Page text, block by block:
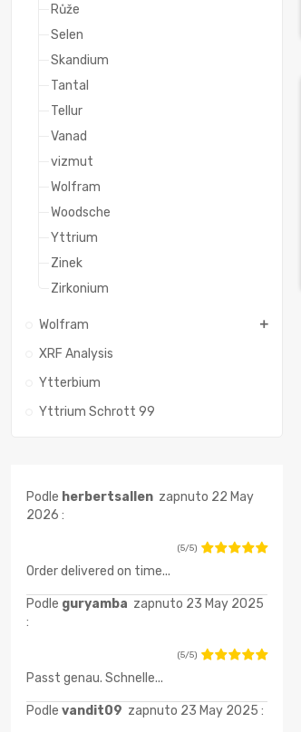
Růže
Selen
Skandium
Tantal
Tellur
Vanad
vizmut
Wolfram
Woodsche
Yttrium
Zinek
Zirkonium
Wolfram
XRF Analysis
Ytterbium
Yttrium Schrott 99
Podle herbertsallen zapnuto 22 May
2026 :
(5/5)
Order delivered on time...
Podle guryamba zapnuto 23 May 2025
:
(5/5)
Passt genau. Schnelle...
Podle vandit09 zapnuto 23 May 2025 :